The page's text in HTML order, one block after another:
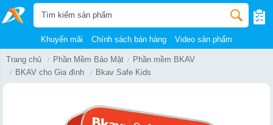
Khuyến mãi Chính sách bán hàng Video sản phẩm
Trang chủ Phần Mềm Bảo Mật
Phần mềm BKAV
BKAV cho Gia đình
Bkav Safe Kids